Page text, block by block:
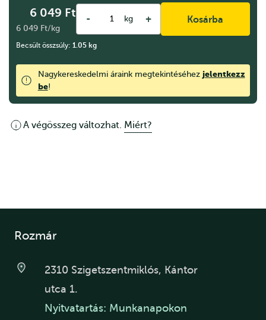
6 049 Ft
6 049 Ft/kg
- kg + Kosárba
Becsült összsúly: 1.05 kg
Nagykereskedelmi áraink megtekintéséhez jelentkezz
be!
A végösszeg változhat. Miért?
Rozmár
2310 Szigetszentmiklós, Kántor
utca 1.
Nyitvatartás: Munkanapokon